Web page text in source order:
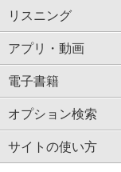
リスニング
アプリ・動画
電子書籍
オプション検索
サイトの使い方